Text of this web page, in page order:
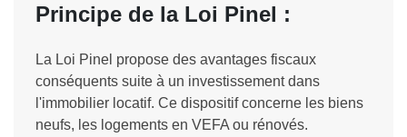
Principe de la Loi Pinel :
La Loi Pinel propose des avantages fiscaux
conséquents suite à un investissement dans
l'immobilier locatif. Ce dispositif concerne les biens
neufs, les logements en VEFA ou rénovés.